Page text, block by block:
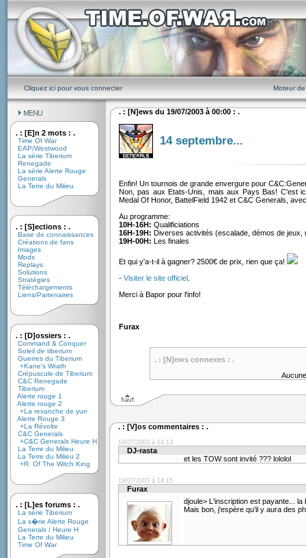
Cliquez ici pour vous connecter Moteur
. : [E]n 2 mots : .
Time Of War
EAP/Westwood
La série Tiberium
Renegade
La série Alerte Rouge
Generals
La Terre du Milieu
. : [S]ections : .
Base de connaissances
Créations de fans
Images
Mods
Replays
Solutions
Stratégies
Téléchargements
Liens/Partenaires
. : [D]ossiers : .
Command & Conquer
Soleil de tiberium
Guerres du Tiberium
+Kane's Wrath
Crépuscule de Tiberium
C&C Renegade
Tiberium
Alerte rouge 1
Alerte rouge 2
+La revanche de yuri
Alerte Rouge 3
+La Révolte
C&C Generals
+C&C Generals Heure H
La Terre du Milieu
La Terre du Milieu 2
+R. Of The Witch King
. : [L]es forums : .
La série Tiberium
La s�rie Alerte Rouge
Generals / Heure H
La Terre du Milieu
Time Of War
. : [N]ews du 19/07/2003 à 00:00 : .
14 septembre...
Enfin! Un tournois de grande envergure pour
Non, pas aux Etats-Unis, mais aux Pays Bas! C'est
Medal Of Honor, BattelField 1942 et C&C Generals,
Au programme:
10H-16H: Qualificiations
16H-19H: Diverses activités (escalade, démos de jeux,
19H-00H: Les finales
Et qui y'a-t-il à gagner? 2500€ de prix, rien que ça!
- Visiter le site officiel.
Merci à Bapor pour l'info!
Furax
. : [N]ews connexes : .
. : [V]os commentaires : .
19/07/2003 à 14:13
DJ-rasta
et les TOW sont invité ??? lololol
19/07/2003 à 14:15
Furax
djoule> L'inscription est payante...
Mais bon, j'espère qu'il y aura des